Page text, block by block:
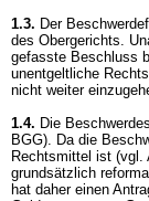
1.3. Der
des Obergerichts.
gefasste Beschluss
unentgeltliche
nicht weiter
1.4. Die
BGG). Da die
Rechtsmittel ist (vgl.
grundsätzlich
hat daher einen